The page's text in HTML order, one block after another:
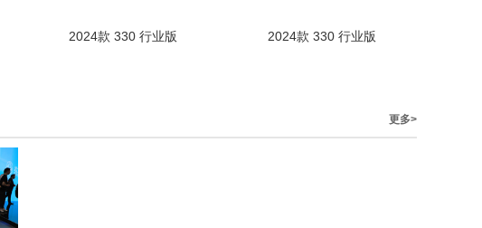
2024款 330 行业版 2024款 330 行业版
更多>